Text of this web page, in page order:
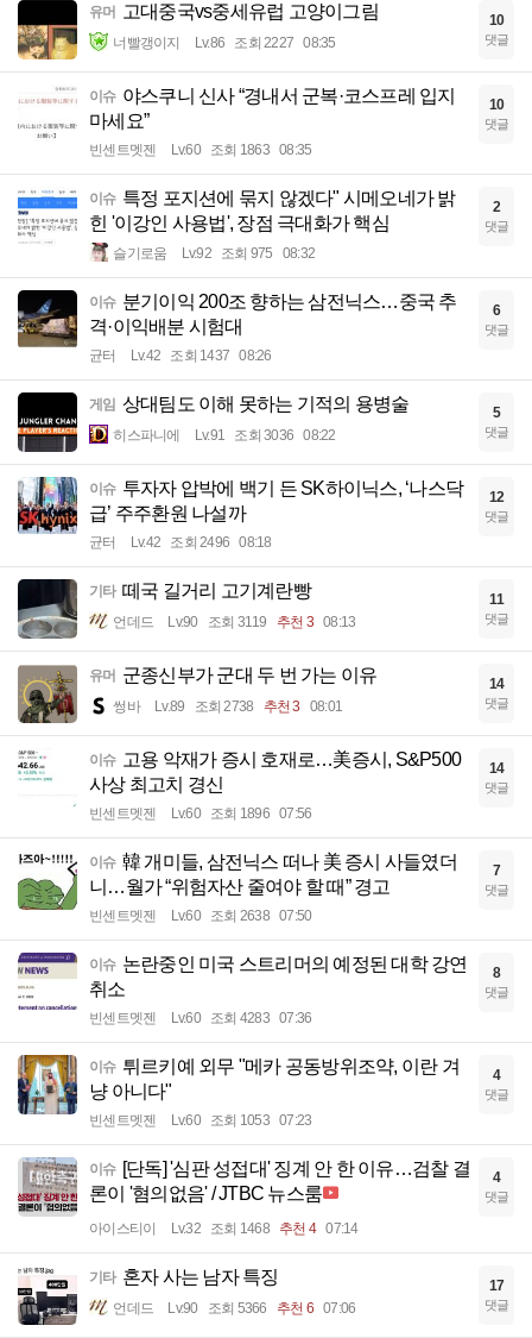
유머 고대중국vs중세유럽 고양이그림
너빨갱이지 Lv.86 조회 2227 08:35
10
댓글
이슈 야스쿠니 신사 “경내서 군복·코스프레 입지
마세요”
빈센트멧젠 Lv.60 조회 1863 08:35
10
댓글
이슈 특정 포지션에 묶지 않겠다" 시메오네가 밝
힌 '이강인 사용법', 장점 극대화가 핵심
슬기로움 Lv.92 조회 975 08:32
2
댓글
이슈 분기이익 200조 향하는 삼전닉스…중국 추
격·이익배분 시험대
균터 Lv.42 조회 1437 08:26
6
댓글
게임 상대팀도 이해 못하는 기적의 용병술
히스파니에 Lv.91 조회 3036 08:22
5
댓글
이슈 투자자 압박에 백기 든 SK하이닉스, ‘나스닥
급’ 주주환원 나설까
균터 Lv.42 조회 2496 08:18
12
댓글
기타 떼국 길거리 고기계란빵
언데드 Lv.90 조회 3119 추천 3 08:13
11
댓글
유머 군종신부가 군대 두 번 가는 이유
썽바 Lv.89 조회 2738 추천 3 08:01
14
댓글
이슈 고용 악재가 증시 호재로…美증시, S&P500
사상 최고치 경신
빈센트멧젠 Lv.60 조회 1896 07:56
14
댓글
이슈 韓 개미들, 삼전닉스 떠나 美 증시 사들였더
니…월가 “위험자산 줄여야 할 때” 경고
빈센트멧젠 Lv.60 조회 2638 07:50
7
댓글
이슈 논란중인 미국 스트리머의 예정된 대학 강연
취소
빈센트멧젠 Lv.60 조회 4283 07:36
8
댓글
이슈 튀르키예 외무 "메카 공동방위조약, 이란 겨
냥 아니다"
빈센트멧젠 Lv.60 조회 1053 07:23
4
댓글
이슈 [단독] '심판 성접대' 징계 안 한 이유…검찰 결
론이 '혐의없음' / JTBC 뉴스룸
아이스티이 Lv.32 조회 1468 추천 4 07:14
4
댓글
기타 혼자 사는 남자 특징
언데드 Lv.90 조회 5366 추천 6 07:06
17
댓글